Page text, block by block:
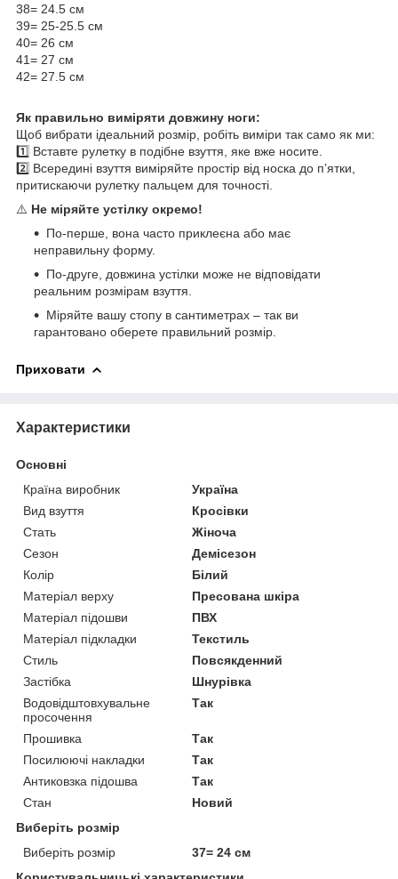
38= 24.5 см
39= 25-25.5 см
40= 26 см
41= 27 см
42= 27.5 см
Як правильно виміряти довжину ноги:
Щоб вибрати ідеальний розмір, робіть виміри так само як ми:
1️⃣ Вставте рулетку в подібне взуття, яке вже носите.
2️⃣ Всередині взуття виміряйте простір від носка до п’ятки,
притискаючи рулетку пальцем для точності.
⚠️ Не міряйте устілку окремо!
По-перше, вона часто приклеєна або має
неправильну форму.
По-друге, довжина устілки може не відповідати
реальним розмірам взуття.
Міряйте вашу стопу в сантиметрах – так ви
гарантовано оберете правильний розмір.
Приховати
Характеристики
Основні
Країна виробник
Україна
Вид взуття
Кросівки
Стать
Жіноча
Сезон
Демісезон
Колір
Білий
Матеріал верху
Пресована шкіра
Матеріал підошви
ПВХ
Матеріал підкладки
Текстиль
Стиль
Повсякденний
Застібка
Шнурівка
Водовідштовхувальне
просочення
Так
Прошивка
Так
Посилюючі накладки
Так
Антиковзка підошва
Так
Стан
Новий
Виберіть розмір
Виберіть розмір
37= 24 см